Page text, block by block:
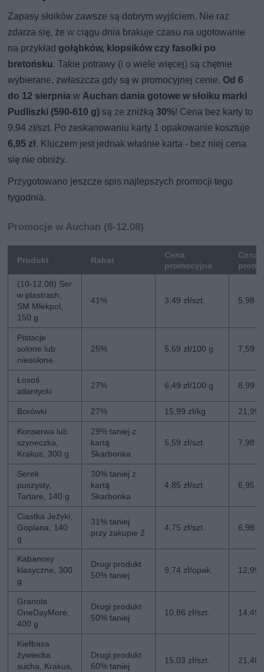
Zapasy słoików zawsze są dobrym wyjściem. Nie raz
zdarza się, że w ciągu dnia brakuje czasu na ugotowanie
na przykład gołąbków, klopsików czy fasolki po
bretońsku. Takie potrawy (i o wiele więcej) są chętnie
wybierane, zwłaszcza gdy są w promocyjnej cenie. Od 6
do 12 sierpnia wAuchan dania gotowe w słoiku marki
Pudliszki (590-610 g) są ze zniżką30%! Cena bez karty to
9,94 zł/szt. Po zeskanowaniu karty 1 opakowanie kosztuje
6,95 zł. Kluczem jest jednak właśnie karta - bez niej cena
się nie obniży.
Przygotowano jeszcze spis najlepszych promocji tego
tygodnia.
Promocje w Auchan (6-12.08)
Produkt Rabat
Cena
promocyjna
Cena
(10-12.08) Ser
w plastrach,
SM Mlekpol,
150 g
41% 3,49 zł/szt. 5,98
Pistacje
solone lub
niesolone
25% 5,69 zł/100 g 7,59
Łosoś
atlantycki
27% 6,49 zł/100 g 8,99
Borówki 27% 15,99 zł/kg 21,99
Konserwa lub
szyneczka,
Krakus, 300 g
29% taniej z
kartą
Skarbonka
5,59 zł/szt. 7,98
Serek
puszysty,
Tartare, 140 g
30% taniej z
kartą
Skarbonka
4,85 zł/szt. 6,95
Ciastka Jeżyki,
Goplana, 140
g
31% taniej
przy zakupie 2
4,75 zł/szt. 6,98
Kabanosy
klasyczne, 300
g
Drugi produkt
50% taniej
9,74 zł/opak. 12,99
Granola
OneDayMore,
400 g
Drugi produkt
50% taniej
10,86 zł/szt. 14,49
Kiełbasa
żywiecka
sucha, Krakus,
Drugi produkt
60% taniej
15,03 zł/szt. 21,48